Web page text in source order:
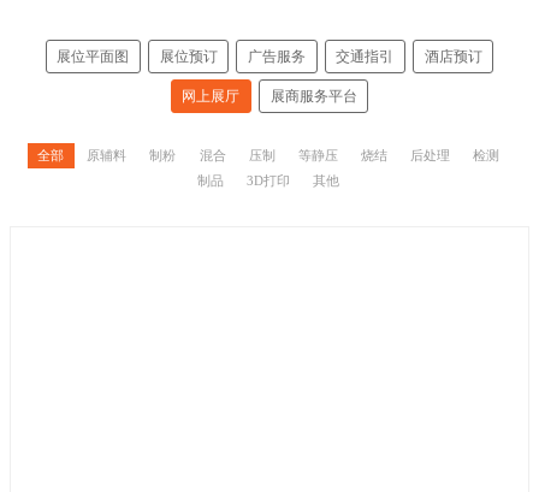
展位平面图 展位预订 广告服务 交通指引 酒店预订
网上展厅 展商服务平台
全部 原辅料 制粉 混合 压制 等静压 烧结 后处理
检测
制品
3D打印 其他